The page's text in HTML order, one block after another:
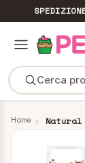
Cerca
Home